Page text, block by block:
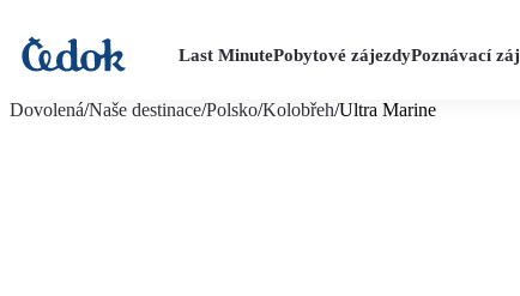
Last MinutePobytové zájezdyPoznávací
Dovolená/Naše destinace/Polsko/Kolobřeh/Ultra Marine